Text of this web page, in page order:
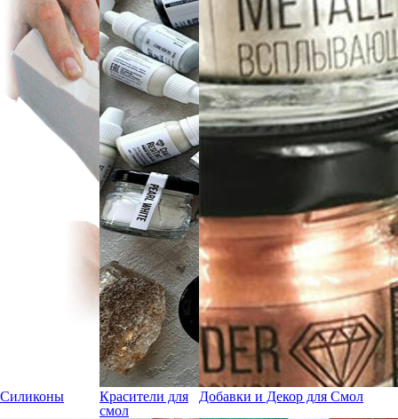
Силиконы
Красители для
смол
Добавки и Декор для Смол